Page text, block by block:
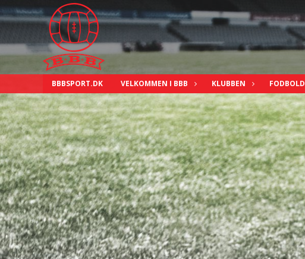
BBBSPORT.DK VELKOMMEN I BBB KLUBBEN FODBOLD